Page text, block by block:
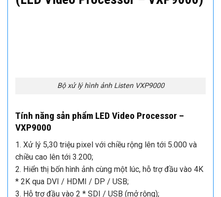
Bộ xử lý hình ảnh Listen VXP9000